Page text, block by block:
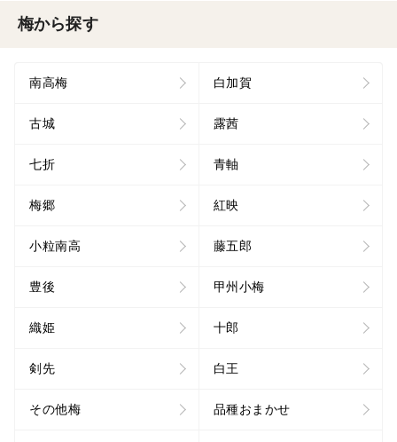
梅から探す
南高梅 白加賀
古城 露茜
七折 青軸
梅郷 紅映
小粒南高 藤五郎
豊後 甲州小梅
織姫 十郎
剣先 白王
その他梅 品種おまかせ